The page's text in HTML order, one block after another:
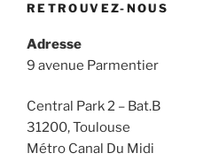
RETROUVEZ-NOUS
Adresse
9 avenue Parmentier
Central Park 2 – Bat.B
31200, Toulouse
Métro Canal Du Midi